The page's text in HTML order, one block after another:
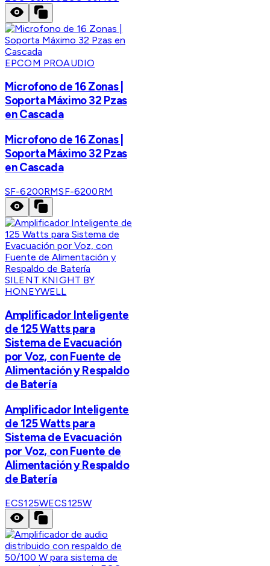
EPCOM PROAUDIO
Microfono de 16 Zonas |
Soporta Máximo 32 Pzas
en Cascada
Microfono de 16 Zonas |
Soporta Máximo 32 Pzas
en Cascada
SF-6200RMSF-6200RM
SILENT KNIGHT BY
HONEYWELL
Amplificador Inteligente
de 125 Watts para
Sistema de Evacuación
por Voz, con Fuente de
Alimentación y Respaldo
de Batería
Amplificador Inteligente
de 125 Watts para
Sistema de Evacuación
por Voz, con Fuente de
Alimentación y Respaldo
de Batería
ECS125WECS125W